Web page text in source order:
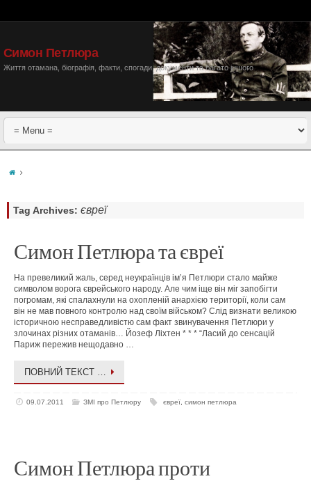
Симон Петлюра
Життя отамана, біографія, факти, спогади, документи та багато іншого
Tag Archives: євреї
Симон Петлюра та євреї
На превеликий жаль, серед неукраїнців ім’я Петлюри стало майже
символом ворога єврейського народу. Але чим іще він міг запобігти
погромам, які спалахнули на охопленій анархією території, коли сам
він не мав повного контролю над своїм військом? Слід визнати великою
історичною несправедливістю сам факт звинувачення Петлюри у
злочинах різних отаманів… Йозеф Ліхтен * * * “Ласий до сенсацій
Париж пережив нещодавно …
ПОВНИЙ ТЕКСТ …
09.07.2011 ЗМІ про Петлюру євреї, симон петлюра
Симон Петлюра проти